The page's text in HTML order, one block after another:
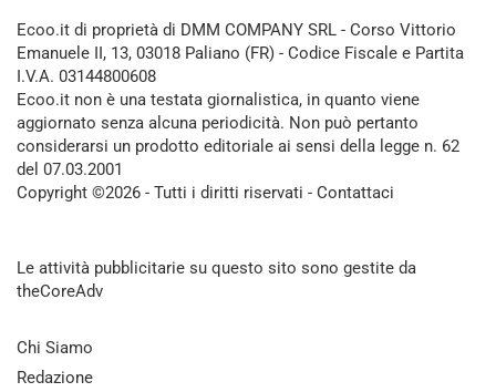
Ecoo.it di proprietà di DMM COMPANY SRL - Corso Vittorio
Emanuele II, 13, 03018 Paliano (FR) - Codice Fiscale e Partita
I.V.A. 03144800608
Ecoo.it non è una testata giornalistica, in quanto viene
aggiornato senza alcuna periodicità. Non può pertanto
considerarsi un prodotto editoriale ai sensi della legge n. 62
del 07.03.2001
Copyright ©2026 - Tutti i diritti riservati - Contattaci
Le attività pubblicitarie su questo sito sono gestite da
theCoreAdv
Chi Siamo
Redazione